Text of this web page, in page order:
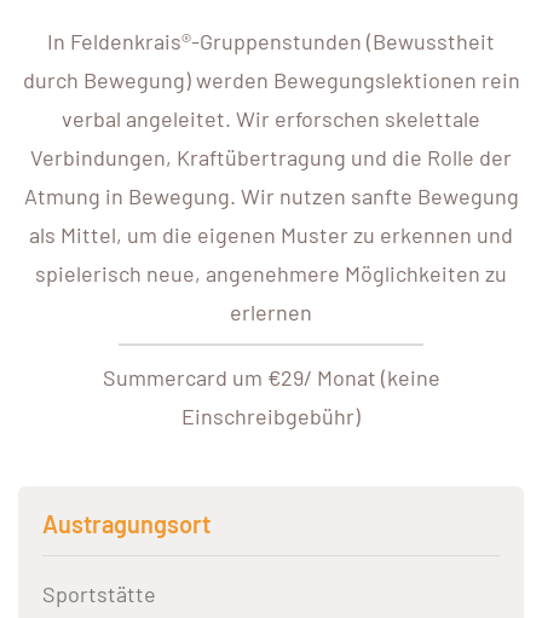
In Feldenkrais®-Gruppenstunden (Bewusstheit
durch Bewegung) werden Bewegungslektionen rein
verbal angeleitet. Wir erforschen skelettale
Verbindungen, Kraftübertragung und die Rolle der
Atmung in Bewegung. Wir nutzen sanfte Bewegung
als Mittel, um die eigenen Muster zu erkennen und
spielerisch neue, angenehmere Möglichkeiten zu
erlernen
Summercard um €29/ Monat (keine
Einschreibgebühr)
Austragungsort
Sportstätte